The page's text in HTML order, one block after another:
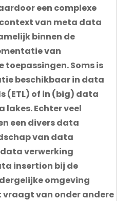
een complexe
van meta data
binnen de
van
Soms is
beschikbaar in data
(ETL) of in (big) data
Echter veel
een divers data
van data
verwerking
insertion bij de
omgeving
van onder andere